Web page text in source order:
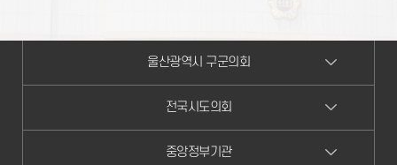
울산광역시 구군의회
전국시도의회
중앙정부기관